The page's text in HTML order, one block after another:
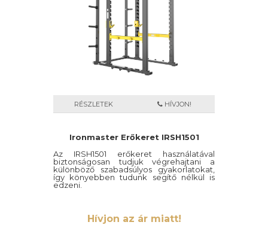
RÉSZLETEK HÍVJON!
Ironmaster Erőkeret IRSH1501
Az IRSH1501 erőkeret használatával
biztonságosan tudjuk végrehajtani a
különböző szabadsúlyos gyakorlatokat,
így könyebben tudunk segítő nélkül is
edzeni.
Hívjon az ár miatt!